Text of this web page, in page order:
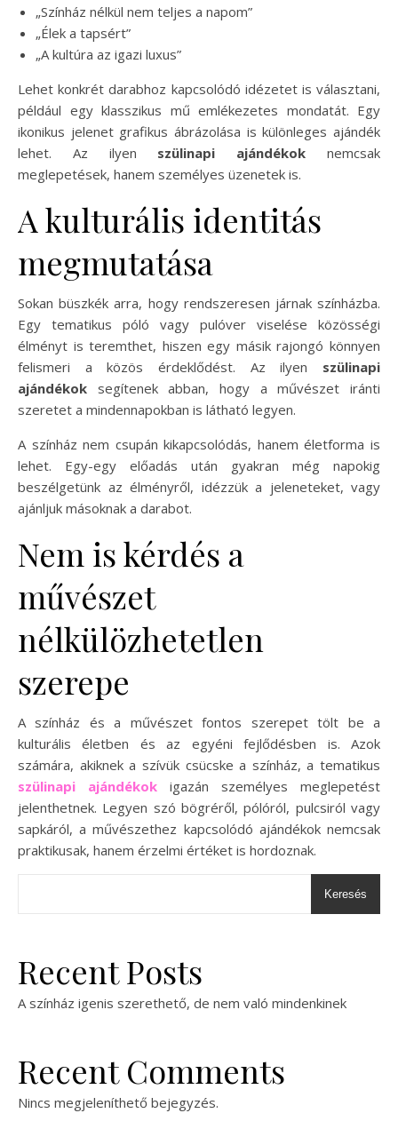
„Színház nélkül nem teljes a napom”
„Élek a tapsért”
„A kultúra az igazi luxus”
Lehet konkrét darabhoz kapcsolódó idézetet is választani,
például egy klasszikus mű emlékezetes mondatát. Egy
ikonikus jelenet grafikus ábrázolása is különleges ajándék
lehet. Az ilyen szülinapi ajándékok nemcsak
meglepetések, hanem személyes üzenetek is.
A kulturális identitás
megmutatása
Sokan büszkék arra, hogy rendszeresen járnak színházba.
Egy tematikus póló vagy pulóver viselése közösségi
élményt is teremthet, hiszen egy másik rajongó könnyen
felismeri a közös érdeklődést. Az ilyen szülinapi
ajándékok segítenek abban, hogy a művészet iránti
szeretet a mindennapokban is látható legyen.
A színház nem csupán kikapcsolódás, hanem életforma is
lehet. Egy-egy előadás után gyakran még napokig
beszélgetünk az élményről, idézzük a jeleneteket, vagy
ajánljuk másoknak a darabot.
Nem is kérdés a
művészet
nélkülözhetetlen
szerepe
A színház és a művészet fontos szerepet tölt be a
kulturális életben és az egyéni fejlődésben is. Azok
számára, akiknek a szívük csücske a színház, a tematikus
szülinapi ajándékok igazán személyes meglepetést
jelenthetnek. Legyen szó bögréről, pólóról, pulcsiról vagy
sapkáról, a művészethez kapcsolódó ajándékok nemcsak
praktikusak, hanem érzelmi értéket is hordoznak.
Keresés
Recent Posts
A színház igenis szerethető, de nem való mindenkinek
Recent Comments
Nincs megjeleníthető bejegyzés.